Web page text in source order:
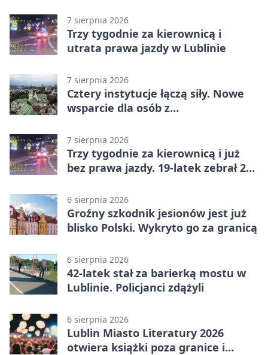
7 sierpnia 2026
Trzy tygodnie za kierownicą i
utrata prawa jazdy w Lublinie
7 sierpnia 2026
Cztery instytucje łączą siły. Nowe
wsparcie dla osób z
7 sierpnia 2026
Trzy tygodnie za kierownicą i już
bez prawa jazdy. 19-latek zebrał 23
6 sierpnia 2026
Groźny szkodnik jesionów jest już
blisko Polski. Wykryto go za granicą
6 sierpnia 2026
42-latek stał za barierką mostu w
Lublinie. Policjanci zdążyli
6 sierpnia 2026
Lublin Miasto Literatury 2026
otwiera książki poza granice i